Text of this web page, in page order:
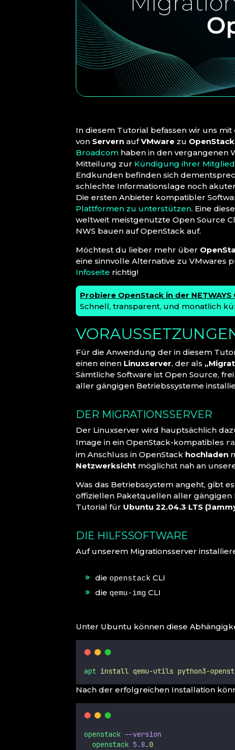
In diesem Tutorial befassen wir uns
von ServernaufVMware zu OpenStack.
Broadcom haben in den vergangenen
Mitteilung zur Kündigung ihrer
Endkunden befinden sich
schlechte Informationslage noch
Die ersten Anbieter kompatibler
Plattformen zu unterstützen. Eine
weltweit meistgenutzte Open Source
NWS bauen auf OpenStack auf.
Möchtest du lieber mehr über
eine sinnvolle Alternative zu VMwares
Infoseite richtig!
Probiere OpenStack in der NETWAYS
Schnell, transparent, und monatlich
Für die Anwendung der in diesem
einen einen Linuxserver, der als
Sämtliche Software ist Open Source,
aller gängigen Betriebssysteme
DER MIGRATIONSSERVER
Der Linuxserver wird hauptsächlich
Image in ein OpenStack-kompatibles
im Anschluss in OpenStack hochladen
Netzwerksicht möglichst nah an
Was das Betriebssystem angeht, gibt
offiziellen Paketquellen aller gängigen
Tutorial für Ubuntu 22.04.3 LTS
DIE HILFSSOFTWARE
Auf unserem Migrationsserver
die openstack CLI
die qemu-img CLI
Unter Ubuntu können diese
apt install qemu-utils python3-
Nach der erfolgreichen Installation
openstack --version
openstack 5.8.0